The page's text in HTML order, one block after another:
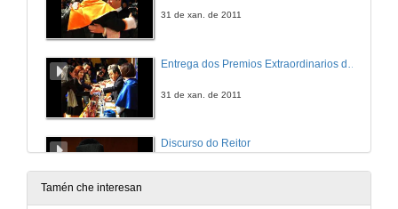
31 de xan. de 2011
31 de xan. de 2011
Discurso do Reitor
31 de xan. de 2011
Tamén che interesan